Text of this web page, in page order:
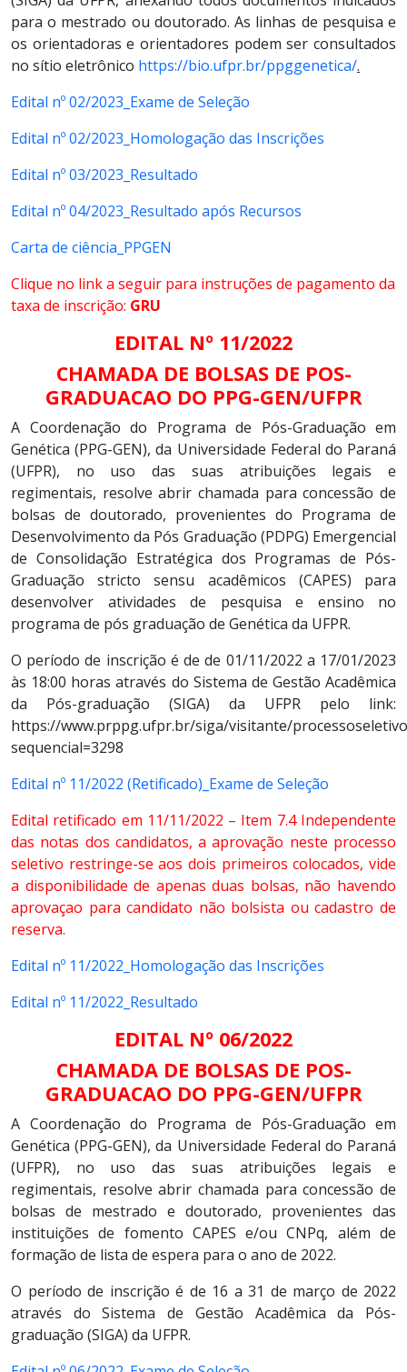
para o mestrado ou doutorado. As linhas de pesquisa e
os orientadoras e orientadores podem ser consultados
no sítio eletrônico https://bio.ufpr.br/ppggenetica/.
Edital nº 02/2023_Exame de Seleção
Edital nº 02/2023_Homologação das Inscrições
Edital nº 03/2023_Resultado
Edital nº 04/2023_Resultado após Recursos
Carta de ciência_PPGEN
Clique no link a seguir para instruções de pagamento da
taxa de inscrição: GRU
EDITAL Nº 11/2022
CHAMADA DE BOLSAS DE POS-
GRADUACAO DO PPG-GEN/UFPR
A Coordenação do Programa de Pós-Graduação em
Genética (PPG-GEN), da Universidade Federal do Paraná
(UFPR), no uso das suas atribuições legais e
regimentais, resolve abrir chamada para concessão de
bolsas de doutorado, provenientes do Programa de
Desenvolvimento da Pós Graduação (PDPG) Emergencial
de Consolidação Estratégica dos Programas de Pós-
Graduação stricto sensu acadêmicos (CAPES) para
desenvolver atividades de pesquisa e ensino no
programa de pós graduação de Genética da UFPR.
O período de inscrição é de de 01/11/2022 a 17/01/2023
às 18:00 horas através do Sistema de Gestão Acadêmica
da Pós-graduação (SIGA) da UFPR pelo link:
https://www.prppg.ufpr.br/siga/visitante/
sequencial=3298
Edital nº 11/2022 (Retificado)_Exame de Seleção
Edital retificado em 11/11/2022 – Item 7.4 Independente
das notas dos candidatos, a aprovação neste processo
seletivo restringe-se aos dois primeiros colocados, vide
a disponibilidade de apenas duas bolsas, não havendo
aprovaçao para candidato não bolsista ou cadastro de
reserva.
Edital nº 11/2022_Homologação das Inscrições
Edital nº 11/2022_Resultado
EDITAL Nº 06/2022
CHAMADA DE BOLSAS DE POS-
GRADUACAO DO PPG-GEN/UFPR
A Coordenação do Programa de Pós-Graduação em
Genética (PPG-GEN), da Universidade Federal do Paraná
(UFPR), no uso das suas atribuições legais e
regimentais, resolve abrir chamada para concessão de
bolsas de mestrado e doutorado, provenientes das
instituições de fomento CAPES e/ou CNPq, além de
formação de lista de espera para o ano de 2022.
O período de inscrição é de 16 a 31 de março de 2022
através do Sistema de Gestão Acadêmica da Pós-
graduação (SIGA) da UFPR.